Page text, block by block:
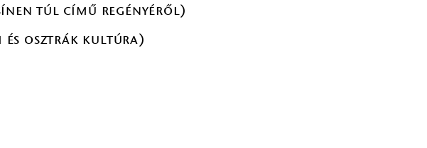
túl című regényéről)
osztrák kultúra)